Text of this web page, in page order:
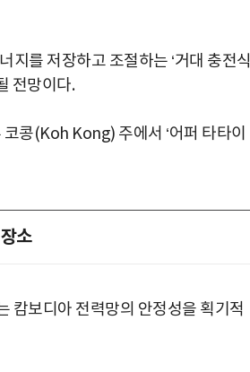
지를 저장하고 조절하는 ‘거대 충전식
전망이다.
콩(Koh Kong) 주에서 ‘어퍼 타타이
소
캄보디아 전력망의 안정성을 획기적